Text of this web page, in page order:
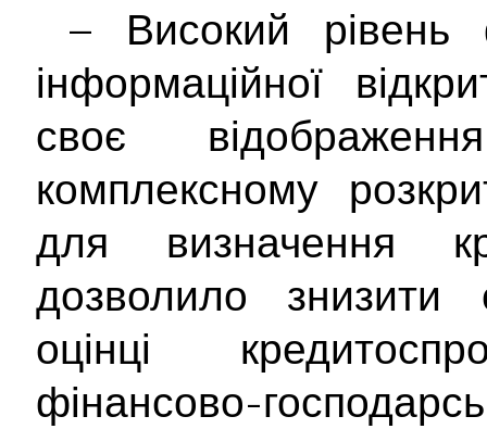
– Високий рівень
інформаційної
своє
комплексному
для визначення
дозволило знизити
оцінці
фінансово-